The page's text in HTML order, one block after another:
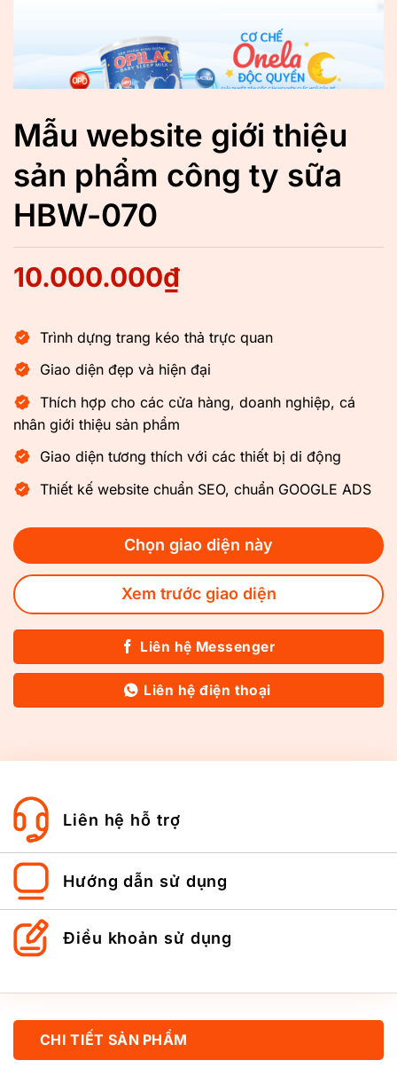
Mẫu website giới thiệu
sản phẩm công ty sữa
HBW-070
10.000.000₫
Trình dựng trang kéo thả trực quan
Giao diện đẹp và hiện đại
Thích hợp cho các cửa hàng, doanh nghiệp, cá
nhân giới thiệu sản phẩm
Giao diện tương thích với các thiết bị di động
Thiết kế website chuẩn SEO, chuẩn GOOGLE ADS
Chọn giao diện này
Xem trước giao diện
Liên hệ Messenger
Liên hệ điện thoại
Liên hệ hỗ trợ
Hướng dẫn sử dụng
Điều khoản sử dụng
CHI TIẾT SẢN PHẨM